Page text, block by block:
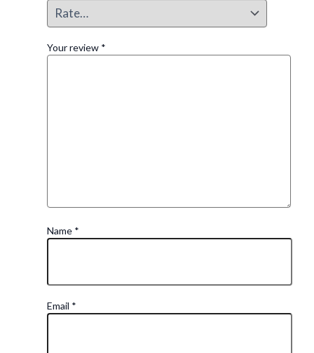
Your review *
Name *
Email *